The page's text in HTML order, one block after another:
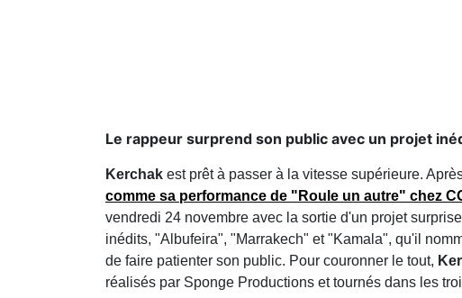
Le rappeur surprend son public avec un projet
Kerchak est prêt à passer à la vitesse supérieure.
comme sa performance de "Roule un autre" chez
vendredi 24 novembre avec la sortie d'un projet
inédits, "Albufeira", "Marrakech" et "Kamala", qu'il
de faire patienter son public. Pour couronner le tout,
réalisés par Sponge Productions et tournés dans les